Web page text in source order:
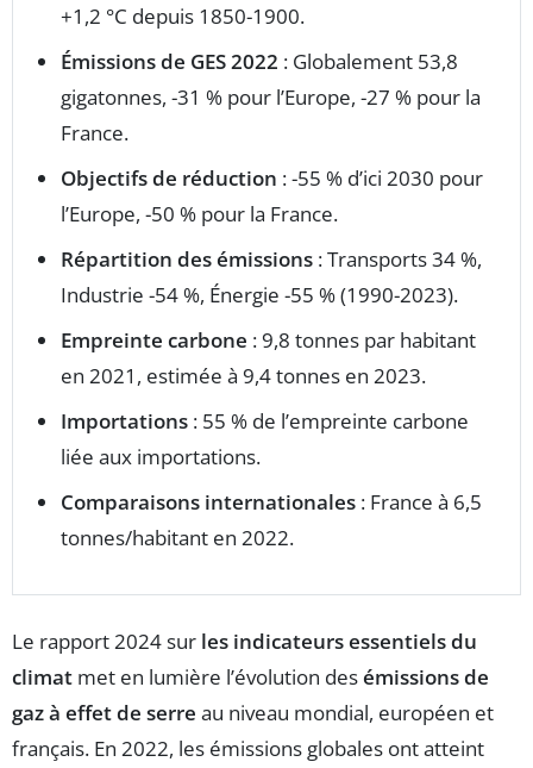
+1,2 °C depuis 1850-1900.
Émissions de GES 2022 : Globalement 53,8
gigatonnes, -31 % pour l’Europe, -27 % pour la
France.
Objectifs de réduction : -55 % d’ici 2030 pour
l’Europe, -50 % pour la France.
Répartition des émissions : Transports 34 %,
Industrie -54 %, Énergie -55 % (1990-2023).
Empreinte carbone : 9,8 tonnes par habitant
en 2021, estimée à 9,4 tonnes en 2023.
Importations : 55 % de l’empreinte carbone
liée aux importations.
Comparaisons internationales : France à 6,5
tonnes/habitant en 2022.
Le rapport 2024 sur les indicateurs essentiels du
climat met en lumière l’évolution desémissions de
gaz à effet de serre au niveau mondial, européen et
français. En 2022, les émissions globales ont atteint